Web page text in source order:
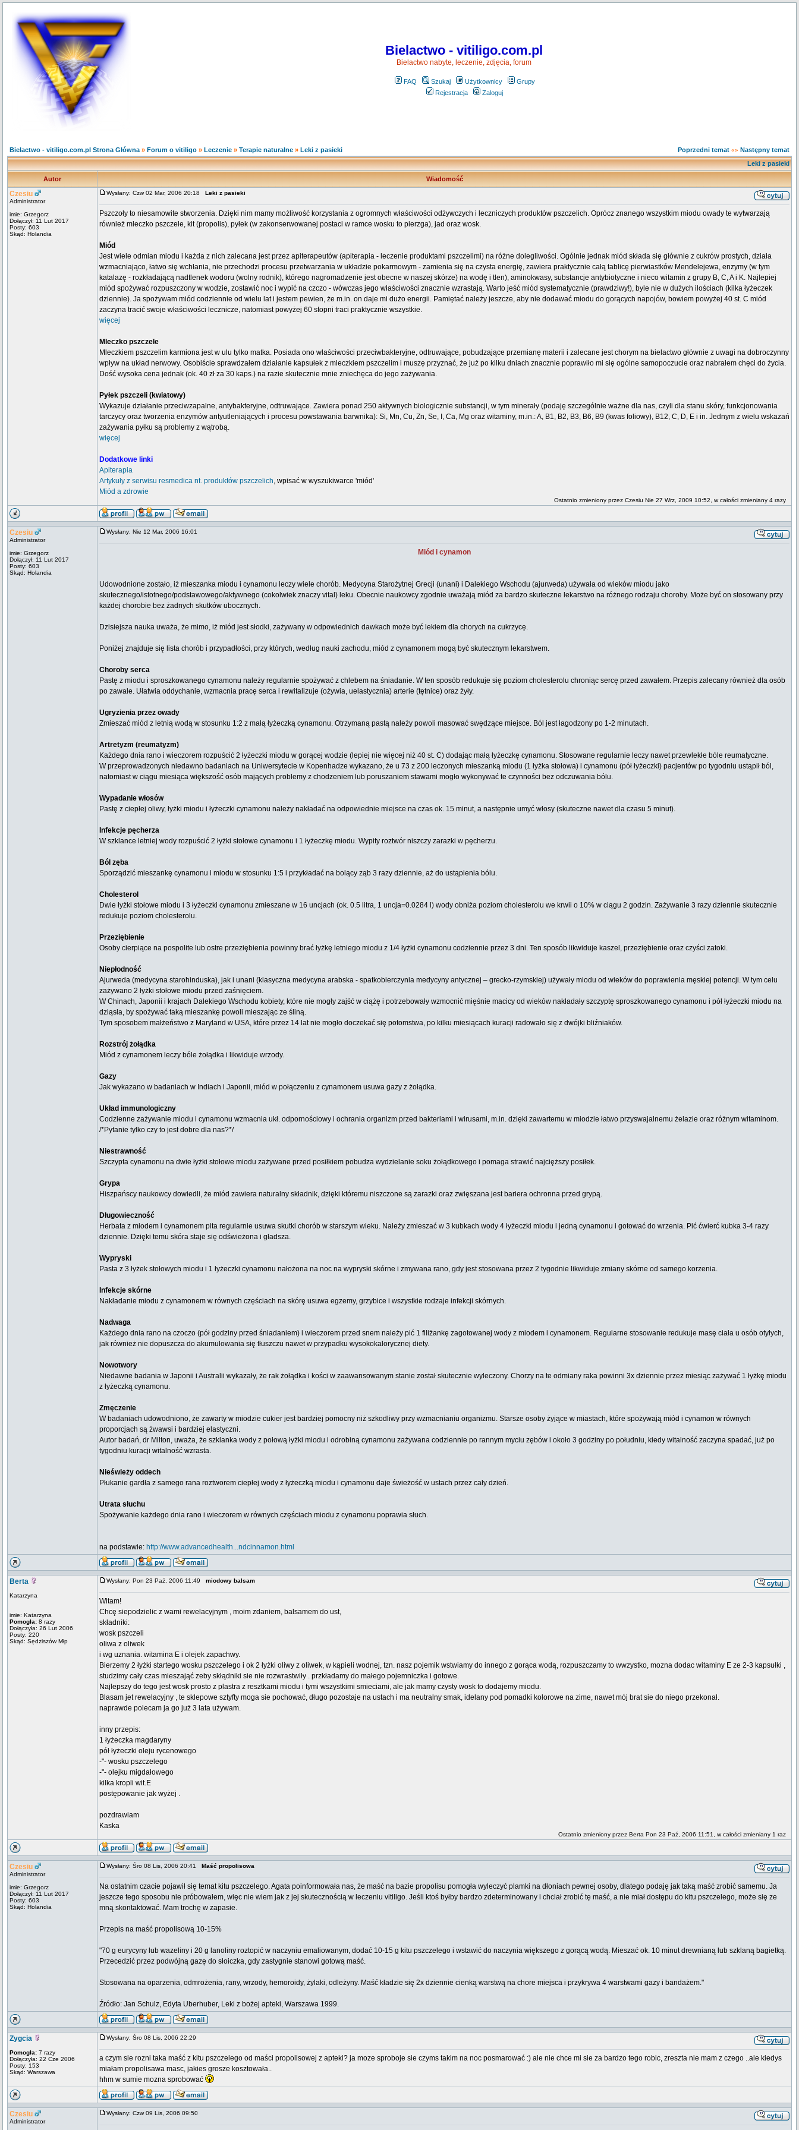
Bielactwo - vitiligo.com.pl
Bielactwo nabyte, leczenie, zdjęcia, forum
FAQ Szukaj Użytkownicy
Grupy
Rejestracja
Zaloguj
Bielactwo - vitiligo.com.pl Strona Główna » Forum o vitiligo » Leczenie » Terapie naturalne » Leki z pasieki Poprzedni temat «» Następny temat
Leki z pasieki
Autor Wiadomość
Czesiu
Administrator
imie: Grzegorz
Dołączył: 11 Lut 2017
Posty: 603
Skąd: Holandia
Wysłany: Czw 02 Mar, 2006 20:18 Leki z pasieki
Pszczoły to niesamowite stworzenia. Dzięki nim mamy możliwość korzystania z ogromnych właściwości odżywczych i leczniczych produktów pszczelich. Oprócz znanego wszystkim miodu owady te wytwarzają
również mleczko pszczele, kit (propolis), pyłek (w zakonserwowanej postaci w ramce wosku to pierzga), jad oraz wosk.
Miód
Jest wiele odmian miodu i każda z nich zalecana jest przez apiterapeutów (apiterapia - leczenie produktami pszczelimi) na różne dolegliwości. Ogólnie jednak miód składa się głównie z cukrów prostych, działa
wzmacniająco, łatwo się wchłania, nie przechodzi procesu przetwarzania w układzie pokarmowym - zamienia się na czysta energię, zawiera praktycznie całą tablicę pierwiastków Mendelejewa, enzymy (w tym
katalazę - rozkładającą nadtlenek wodoru (wolny rodnik), którego nagromadzenie jest obecne w naszej skórze) na wodę i tlen), aminokwasy, substancje antybiotyczne i nieco witamin z grupy B, C, A i K. Najlepiej
miód spożywać rozpuszczony w wodzie, zostawić noc i wypić na czczo - wówczas jego właściwości znacznie wzrastają. Warto jeść miód systematycznie (prawdziwy!), byle nie w dużych ilościach (kilka łyżeczek
dziennie). Ja spożywam miód codziennie od wielu lat i jestem pewien, że m.in. on daje mi dużo energii. Pamiętać należy jeszcze, aby nie dodawać miodu do gorących napojów, bowiem powyżej 40 st. C miód
zaczyna tracić swoje właściwości lecznicze, natomiast powyżej 60 stopni traci praktycznie wszystkie.
więcej
Mleczko pszczele
Mleczkiem pszczelim karmiona jest w ulu tylko matka. Posiada ono właściwości przeciwbakteryjne, odtruwające, pobudzające przemianę materii i zalecane jest chorym na bielactwo głównie z uwagi na dobroczynny
wpływ na układ nerwowy. Osobiście sprawdzałem działanie kapsułek z mleczkiem pszczelim i muszę przyznać, że już po kilku dniach znacznie poprawiło mi się ogólne samopoczucie oraz nabrałem chęci do życia.
Dość wysoka cena jednak (ok. 40 zł za 30 kaps.) na razie skutecznie mnie zniechęca do jego zażywania.
Pyłek pszczeli (kwiatowy)
Wykazuje działanie przeciwzapalne, antybakteryjne, odtruwające. Zawiera ponad 250 aktywnych biologicznie substancji, w tym minerały (podaję szczególnie ważne dla nas, czyli dla stanu skóry, funkcjonowania
tarczycy oraz tworzenia enzymów antyutleniających i procesu powstawania barwnika): Si, Mn, Cu, Zn, Se, I, Ca, Mg oraz witaminy, m.in.: A, B1, B2, B3, B6, B9 (kwas foliowy), B12, C, D, E i in. Jednym z wielu wskazań
zażywania pyłku są problemy z wątrobą.
więcej
Dodatkowe linki
Apiterapia
Artykuły z serwisu resmedica nt. produktów pszczelich, wpisać w wyszukiwarce 'miód'
Miód a zdrowie
Ostatnio zmieniony przez Czesiu Nie 27 Wrz, 2009 10:52, w całości zmieniany 4 razy
Czesiu
Administrator
imie: Grzegorz
Dołączył: 11 Lut 2017
Posty: 603
Skąd: Holandia
Wysłany: Nie 12 Mar, 2006 16:01
Miód i cynamon
Udowodnione zostało, iż mieszanka miodu i cynamonu leczy wiele chorób. Medycyna Starożytnej Grecji (unani) i Dalekiego Wschodu (ajurweda) używała od wieków miodu jako
skutecznego/istotnego/podstawowego/aktywnego (cokolwiek znaczy vital) leku. Obecnie naukowcy zgodnie uważają miód za bardzo skuteczne lekarstwo na różnego rodzaju choroby. Może być on stosowany przy
każdej chorobie bez żadnych skutków ubocznych.
Dzisiejsza nauka uważa, że mimo, iż miód jest słodki, zażywany w odpowiednich dawkach może być lekiem dla chorych na cukrzycę.
Poniżej znajduje się lista chorób i przypadłości, przy których, według nauki zachodu, miód z cynamonem mogą być skutecznym lekarstwem.
Choroby serca
Pastę z miodu i sproszkowanego cynamonu należy regularnie spożywać z chlebem na śniadanie. W ten sposób redukuje się poziom cholesterolu chroniąc sercę przed zawałem. Przepis zalecany również dla osób
po zawale. Ułatwia oddychanie, wzmacnia pracę serca i rewitalizuje (ożywia, uelastycznia) arterie (tętnice) oraz żyły.
Ugryzienia przez owady
Zmieszać miód z letnią wodą w stosunku 1:2 z małą łyżeczką cynamonu. Otrzymaną pastą należy powoli masować swędzące miejsce. Ból jest łagodzony po 1-2 minutach.
Artretyzm (reumatyzm)
Każdego dnia rano i wieczorem rozpuścić 2 łyżeczki miodu w gorącej wodzie (lepiej nie więcej niż 40 st. C) dodając małą łyżeczkę cynamonu. Stosowane regularnie leczy nawet przewlekłe bóle reumatyczne.
W przeprowadzonych niedawno badaniach na Uniwersytecie w Kopenhadze wykazano, że u 73 z 200 leczonych mieszanką miodu (1 łyżka stołowa) i cynamonu (pół łyżeczki) pacjentów po tygodniu ustąpił ból,
natomiast w ciągu miesiąca większość osób mających problemy z chodzeniem lub poruszaniem stawami mogło wykonywać te czynności bez odczuwania bólu.
Wypadanie włosów
Pastę z ciepłej oliwy, łyżki miodu i łyżeczki cynamonu należy nakładać na odpowiednie miejsce na czas ok. 15 minut, a następnie umyć włosy (skuteczne nawet dla czasu 5 minut).
Infekcje pęcherza
W szklance letniej wody rozpuścić 2 łyżki stołowe cynamonu i 1 łyżeczkę miodu. Wypity roztwór niszczy zarazki w pęcherzu.
Ból zęba
Sporządzić mieszankę cynamonu i miodu w stosunku 1:5 i przykładać na bolący ząb 3 razy dziennie, aż do ustąpienia bólu.
Cholesterol
Dwie łyżki stołowe miodu i 3 łyżeczki cynamonu zmieszane w 16 uncjach (ok. 0.5 litra, 1 uncja=0.0284 l) wody obniża poziom cholesterolu we krwii o 10% w ciągu 2 godzin. Zażywanie 3 razy dziennie skutecznie
redukuje poziom cholesterolu.
Przeziębienie
Osoby cierpiące na pospolite lub ostre przeziębienia powinny brać łyżkę letniego miodu z 1/4 łyżki cynamonu codziennie przez 3 dni. Ten sposób likwiduje kaszel, przeziębienie oraz czyści zatoki.
Niepłodność
Ajurweda (medycyna starohinduska), jak i unani (klasyczna medycyna arabska - spatkobierczynia medycyny antycznej – grecko-rzymskiej) używały miodu od wieków do poprawienia męskiej potencji. W tym celu
zażywano 2 łyżki stołowe miodu przed zaśnięciem.
W Chinach, Japonii i krajach Dalekiego Wschodu kobiety, które nie mogły zajść w ciążę i potrzebowały wzmocnić mięśnie macicy od wieków nakładały szczyptę sproszkowanego cynamonu i pół łyżeczki miodu na
dziąsła, by spożywać taką mieszankę powoli mieszając ze śliną.
Tym sposobem małżeństwo z Maryland w USA, które przez 14 lat nie mogło doczekać się potomstwa, po kilku miesiącach kuracji radowało się z dwójki bliźniaków.
Rozstrój żołądka
Miód z cynamonem leczy bóle żołądka i likwiduje wrzody.
Gazy
Jak wykazano w badaniach w Indiach i Japonii, miód w połączeniu z cynamonem usuwa gazy z żołądka.
Układ immunologiczny
Codzienne zażywanie miodu i cynamonu wzmacnia ukł. odpornościowy i ochrania organizm przed bakteriami i wirusami, m.in. dzięki zawartemu w miodzie łatwo przyswajalnemu żelazie oraz różnym witaminom.
/*Pytanie tylko czy to jest dobre dla nas?*/
Niestrawność
Szczypta cynamonu na dwie łyżki stołowe miodu zażywane przed posiłkiem pobudza wydzielanie soku żołądkowego i pomaga strawić najcięższy posiłek.
Grypa
Hiszpańscy naukowcy dowiedli, że miód zawiera naturalny składnik, dzięki któremu niszczone są zarazki oraz zwięszana jest bariera ochronna przed grypą.
Długowieczność
Herbata z miodem i cynamonem pita regularnie usuwa skutki chorób w starszym wieku. Należy zmieszać w 3 kubkach wody 4 łyżeczki miodu i jedną cynamonu i gotować do wrzenia. Pić ćwierć kubka 3-4 razy
dziennie. Dzięki temu skóra staje się odświeżona i gładsza.
Wypryski
Pasta z 3 łyżek stołowych miodu i 1 łyżeczki cynamonu nałożona na noc na wypryski skórne i zmywana rano, gdy jest stosowana przez 2 tygodnie likwiduje zmiany skórne od samego korzenia.
Infekcje skórne
Nakładanie miodu z cynamonem w równych częściach na skórę usuwa egzemy, grzybice i wszystkie rodzaje infekcji skórnych.
Nadwaga
Każdego dnia rano na czoczo (pół godziny przed śniadaniem) i wieczorem przed snem należy pić 1 filiżankę zagotowanej wody z miodem i cynamonem. Regularne stosowanie redukuje masę ciała u osób otyłych,
jak również nie dopuszcza do akumulowania się tłuszczu nawet w przypadku wysokokalorycznej diety.
Nowotwory
Niedawne badania w Japonii i Australii wykazały, że rak żołądka i kości w zaawansowanym stanie został skutecznie wyleczony. Chorzy na te odmiany raka powinni 3x dziennie przez miesiąc zażywać 1 łyżkę miodu
z łyżeczką cynamonu.
Zmęczenie
W badaniach udowodniono, że zawarty w miodzie cukier jest bardziej pomocny niż szkodliwy przy wzmacnianiu organizmu. Starsze osoby żyjące w miastach, które spożywają miód i cynamon w równych
proporcjach są żwawsi i bardziej elastyczni.
Autor badań, dr Milton, uważa, że szklanka wody z połową łyżki miodu i odrobiną cynamonu zażywana codziennie po rannym myciu zębów i około 3 godziny po południu, kiedy witalność zaczyna spadać, już po
tygodniu kuracji witalność wzrasta.
Nieświeży oddech
Płukanie gardła z samego rana roztworem ciepłej wody z łyżeczką miodu i cynamonu daje świeżość w ustach przez cały dzień.
Utrata słuchu
Spożywanie każdego dnia rano i wieczorem w równych częściach miodu z cynamonu poprawia słuch.
na podstawie: http://www.advancedhealth...ndcinnamon.html
Berta
Katarzyna
imie: Katarzyna
Pomogła: 8 razy
Dołączyła: 26 Lut 2006
Posty: 220
Skąd: Sędziszów Młp
Wysłany: Pon 23 Paź, 2006 11:49 miodowy balsam
Witam!
Chcę siepodzielic z wami rewelacyjnym , moim zdaniem, balsamem do ust,
składniki:
wosk pszczeli
oliwa z oliwek
i wg uznania. witamina E i olejek zapachwy.
Bierzemy 2 łyżki startego wosku pszczelego i ok 2 łyżki oliwy z oliwek, w kąpieli wodnej, tzn. nasz pojemik wstwiamy do innego z gorąca wodą, rozpuszczamy to wwzystko, mozna dodac witaminy E ze 2-3 kapsułki ,
studzimy cały czas mieszająć zeby skłądniki sie nie rozwrastwiły . przkładamy do małego pojemniczka i gotowe.
Najlepszy do tego jest wosk prosto z plastra z resztkami miodu i tymi wszystkimi smieciami, ale jak mamy czysty wosk to dodajemy miodu.
Blasam jet rewelacyjny , te sklepowe sztyfty moga sie pochować, długo pozostaje na ustach i ma neutralny smak, idelany pod pomadki kolorowe na zime, nawet mój brat sie do niego przekonał.
naprawde polecam ja go już 3 lata używam.
inny przepis:
1 łyżeczka magdaryny
pół łyżeczki oleju rycenowego
-"- wosku pszczelego
-"- olejku migdałowego
kilka kropli wit.E
postępowanie jak wyżej .
pozdrawiam
Kaska
Ostatnio zmieniony przez Berta Pon 23 Paź, 2006 11:51, w całości zmieniany 1 raz
Czesiu
Administrator
imie: Grzegorz
Dołączył: 11 Lut 2017
Posty: 603
Skąd: Holandia
Wysłany: Śro 08 Lis, 2006 20:41 Maść propolisowa
Na ostatnim czacie pojawił się temat kitu pszczelego. Agata poinformowała nas, że maść na bazie propolisu pomogła wyleczyć plamki na dłoniach pewnej osoby, dlatego podaję jak taką maść zrobić samemu. Ja
jeszcze tego sposobu nie próbowałem, więc nie wiem jak z jej skutecznością w leczeniu vitiligo. Jeśli ktoś byłby bardzo zdeterminowany i chciał zrobić tę maść, a nie miał dostępu do kitu pszczelego, może się ze
mną skontaktować. Mam trochę w zapasie.
Przepis na maść propolisową 10-15%
"70 g eurycyny lub wazeliny i 20 g lanoliny roztopić w naczyniu emaliowanym, dodać 10-15 g kitu pszczelego i wstawić do naczynia większego z gorącą wodą. Mieszać ok. 10 minut drewnianą lub szklaną bagietką.
Przecedzić przez podwójną gazę do słoiczka, gdy zastygnie stanowi gotową maść.
Stosowana na oparzenia, odmrożenia, rany, wrzody, hemoroidy, żylaki, odleżyny. Maść kładzie się 2x dziennie cienką warstwą na chore miejsca i przykrywa 4 warstwami gazy i bandażem."
Źródło: Jan Schulz, Edyta Uberhuber, Leki z bożej apteki, Warszawa 1999.
Zygcia
Pomogła: 7 razy
Dołączyła: 22 Cze 2006
Posty: 153
Skąd: Warszawa
Wysłany: Śro 08 Lis, 2006 22:29
a czym sie rozni taka maść z kitu pszczelego od maści propolisowej z apteki? ja moze sproboje sie czyms takim na noc posmarować :) ale nie chce mi sie za bardzo tego robic, zreszta nie mam z czego ..ale kiedys
miałam propolisawa masc, jakies grosze kosztowała..
hhm w sumie mozna sprobować
Czesiu
Administrator
Wysłany: Czw 09 Lis, 2006 09:50